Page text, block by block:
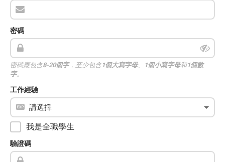
密碼
密碼應包含8-20個字，至少包含1個大寫字母、 1個小寫字母和1個數
字。
工作經驗
我是全職學生
驗證碼